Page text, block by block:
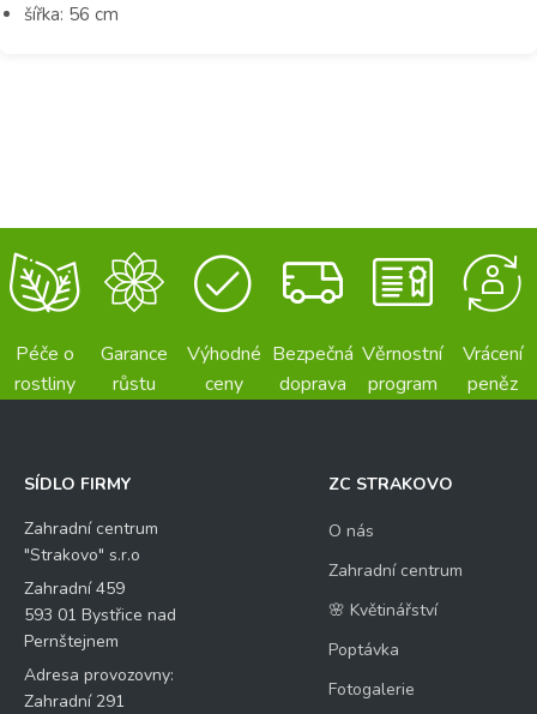
šířka: 56 cm
Péče o
rostliny
Garance
růstu
Výhodné
ceny
Bezpečná
doprava
Věrnostní
program
Vrácení
peněz
SÍDLO FIRMY
Zahradní centrum
"Strakovo" s.r.o
Zahradní 459
593 01 Bystřice nad
Pernštejnem
Adresa provozovny:
Zahradní 291
ZC STRAKOVO
O nás
Zahradní centrum
🌸 Květinářství
Poptávka
Fotogalerie